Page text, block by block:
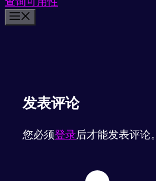
发表评论
您必须登录后才能发表评论。